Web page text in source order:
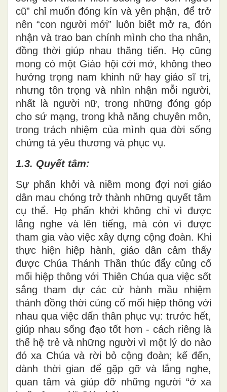
cũ” chỉ muốn đóng kín và yên phận, để trở
nên “con người mới” luôn biết mở ra, đón
nhận và trao ban chính mình cho tha nhân,
đồng thời giúp nhau thăng tiến. Họ cũng
mong có một Giáo hội cởi mở, không theo
hướng trọng nam khinh nữ hay giáo sĩ trị,
nhưng tôn trọng và nhìn nhận mỗi người,
nhất là người nữ, trong những đóng góp
cho sứ mạng, trong khả năng chuyên môn,
trong trách nhiệm của mình qua đời sống
chứng tá yêu thương và phục vụ.
1.3. Quyết tâm:
Sự phấn khởi và niềm mong đợi nơi giáo
dân mau chóng trở thành những quyết tâm
cụ thể. Họ phấn khởi không chỉ vì được
lắng nghe và lên tiếng, mà còn vì được
tham gia vào việc xây dựng cộng đoàn. Khi
thực hiện hiệp hành, giáo dân cảm thấy
được Chúa Thánh Thần thúc đẩy củng cố
mối hiệp thông với Thiên Chúa qua việc sốt
sắng tham dự các cử hành mầu nhiệm
thánh đồng thời củng cố mối hiệp thông với
nhau qua việc dấn thân phục vụ: trước hết,
giúp nhau sống đạo tốt hơn - cách riêng là
thế hệ trẻ và những người vì một lý do nào
đó xa Chúa và rời bỏ cộng đoàn; kế đến,
dành thời gian để gặp gỡ và lắng nghe,
quan tâm và giúp đỡ những người “ở xa